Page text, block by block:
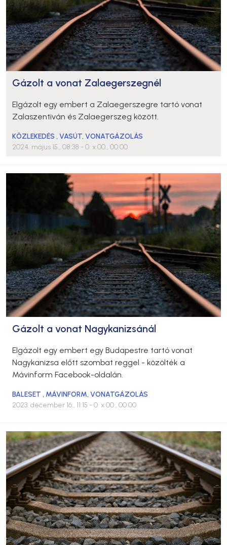
Gázolt a vonat Zalaegerszegnél
Elgázolt egy embert a Zalaegerszegre tartó vonat
Zalaszentiván és Zalaegerszeg között.
KÖZLEKEDÉS ,VASÚT,VONATGÁZOLÁS
2024. május 15., 08:38 - 0. x 00., 00:00
Gázolt a vonat Nagykanizsánál
Elgázolt egy embert egy Budapestre tartó vonat
Nagykanizsa előtt szombat reggel - közölték a
Mávinform Facebook-oldalán.
BALESET , MÁVINFORM,VONATGÁZOLÁS
2023. december 16., 11:15 - 0. x 00., 00:00